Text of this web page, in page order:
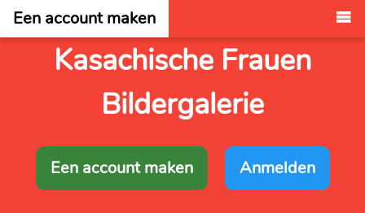
Een account maken
Kasachische Frauen
Bildergalerie
Een account maken Anmelden